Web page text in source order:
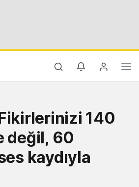
140
değil, 60
kaydıyla